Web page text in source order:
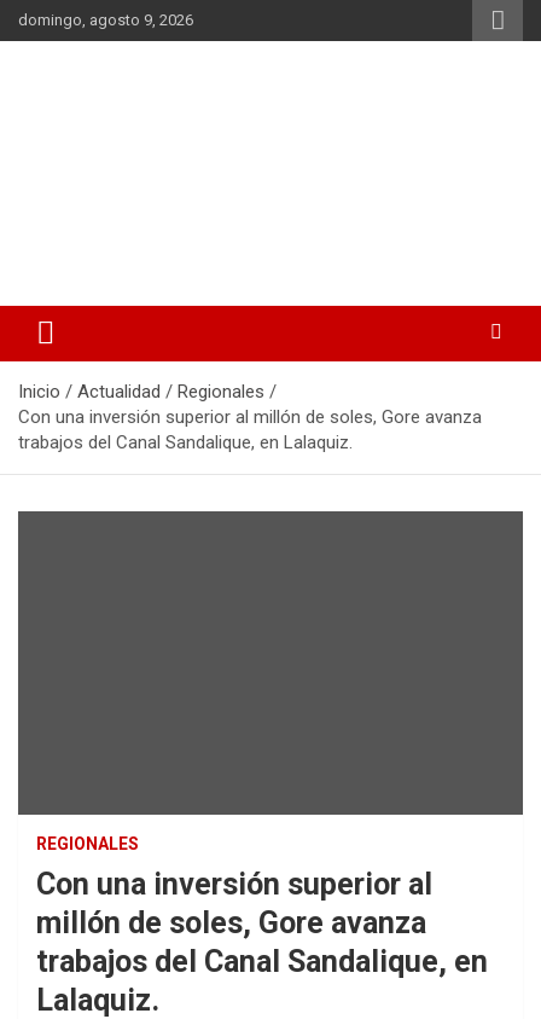
Saltar
al
domingo, agosto 9, 2026
Inicio Actualidad
Regionales
Con una inversión superior al millón de soles, Gore avanza
trabajos del Canal Sandalique, en Lalaquiz.
REGIONALES
Con una inversión superior al
millón de soles, Gore avanza
trabajos del Canal Sandalique, en
Lalaquiz.